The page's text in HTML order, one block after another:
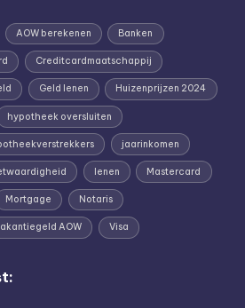
AOW berekenen Banken
Creditcardmaatschappij
Geld lenen Huizenprijzen 2024
hypotheek oversluiten
jaarinkomen
lenen Mastercard
Mortgage Notaris
AOW Visa